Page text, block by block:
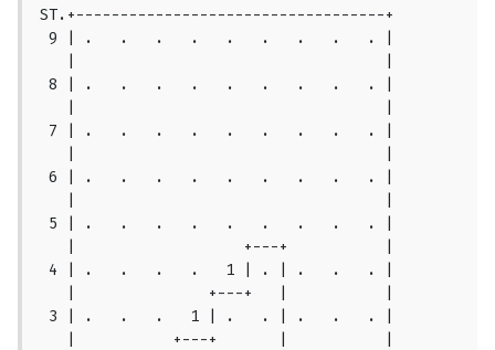
ST.+-----------------------------------+
9 | .   .   .   .   .   .   .   .   . |
8 | .   .   .   .   .   .   .   .   . |
7 | .   .   .   .   .   .   .   .   . |
6 | .   .   .   .   .   .   .   .   . |
5 | .   .   .   .   .   .   .   .   . |
   |                   +---+           |
4 | .   .   .   .   1 | . | .   .   . |
   |               +---+   |           |
3 | .   .   .   1 | .   . | .   .   . |
   |           +---+       |           |